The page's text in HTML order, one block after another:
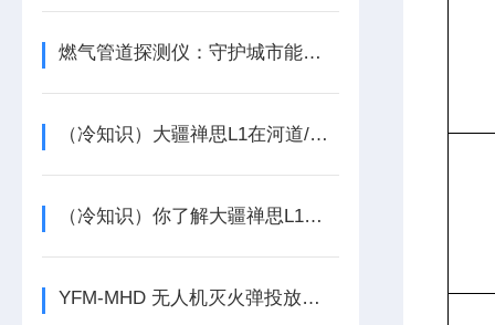
燃气管道探测仪：守护城市能源动脉的“黑科技”
（冷知识）大疆禅思L1在河道/交通道路测绘场景的操作流程
（冷知识）你了解大疆禅思L1激光雷达的仿地飞行模式吗
YFM-MHD 无人机灭火弹投放装置技术参数